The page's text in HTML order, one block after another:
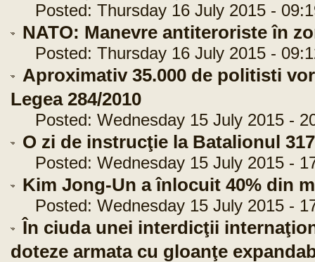
Posted: Thursday 16 July 2015 -
NATO: Manevre antiteroriste în
Posted: Thursday 16 July 2015 -
Aproximativ 35.000 de politisti
Legea 284/2010
Posted: Wednesday 15 July 2015 -
O zi de instrucţie la Batalionul
Posted: Wednesday 15 July 2015 -
Kim Jong-Un a înlocuit 40% din
Posted: Wednesday 15 July 2015 -
În ciuda unei interdicţii
doteze armata cu gloanţe